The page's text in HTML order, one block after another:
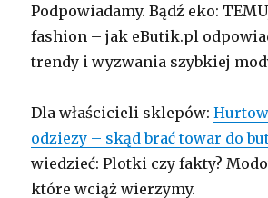
Podpowiadamy. Bądź eko:
fashion – jak eButik.pl
trendy i wyzwania szybkiej
Dla właścicieli sklepów:
odziezy – skąd brać towar do
wiedzieć: Plotki czy fakty?
które wciąż wierzymy.